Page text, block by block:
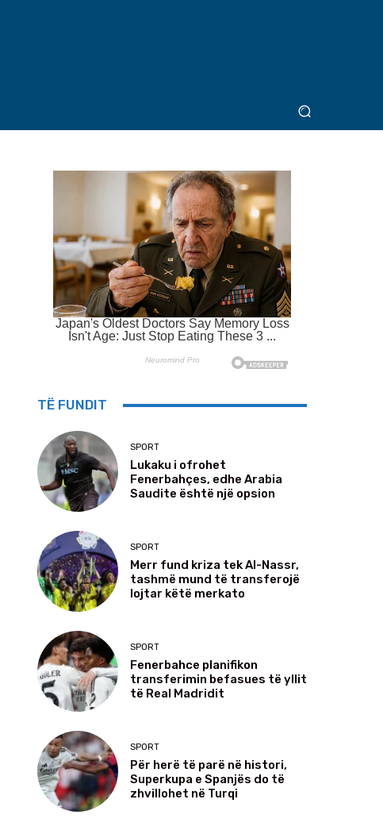
TË FUNDIT
SPORT
Lukaku i ofrohet
Fenerbahçes, edhe Arabia
Saudite është një opsion
SPORT
Merr fund kriza tek Al-Nassr,
tashmë mund të transferojë
lojtar këtë merkato
SPORT
Fenerbahce planifikon
transferimin befasues të yllit
të Real Madridit
SPORT
Për herë të parë në histori,
Superkupa e Spanjës do të
zhvillohet në Turqi